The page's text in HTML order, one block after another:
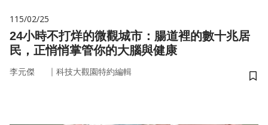
115/02/25
24小時不打烊的微觀城市：腸道裡的數十兆居
民，正悄悄掌管你的大腦與健康
李元傑 ｜ 科技大觀園特約編輯
儲